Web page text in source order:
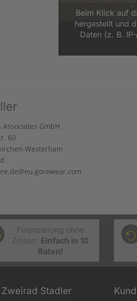
Beim Klick auf
hergestellt und
Daten (z. B.
Associates GmbH
60
Westerham
Finanzierung ohne
Zinsen: Einfach in 10
Raten!
Stadler